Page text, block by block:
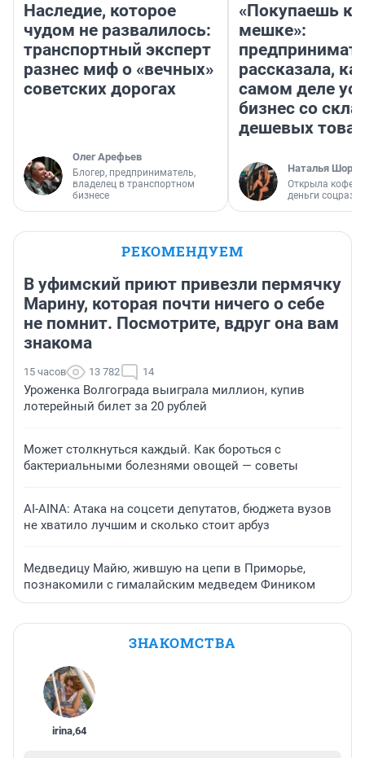
Наследие, которое
чудом не развалилось:
транспортный эксперт
разнес миф о «вечных»
советских дорогах
Олег Арефьев
Блогер, предприниматель,
владелец в транспортном
бизнесе
«Покупаешь
мешке»:
рассказала,
самом деле
бизнес со
дешевых
Наталья
Открыла
деньги
РЕКОМЕНДУЕМ
В уфимский приют привезли пермячку
Марину, которая почти ничего о себе
не помнит. Посмотрите, вдруг она вам
знакома
15 часов 13 782 14
Уроженка Волгограда выиграла миллион, купив
лотерейный билет за 20 рублей
Может столкнуться каждый. Как бороться с
бактериальными болезнями овощей — советы
AI-AINA: Атака на соцсети депутатов, бюджета вузов
не хватило лучшим и сколько стоит арбуз
Медведицу Майю, жившую на цепи в Приморье,
познакомили с гималайским медведем Фиником
ЗНАКОМСТВА
irina,64